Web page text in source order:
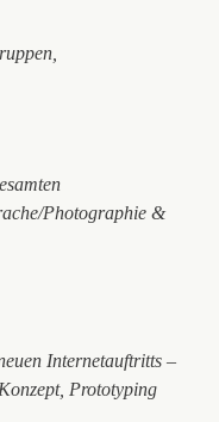
Photographie &
Internetauftritts –
Prototyping